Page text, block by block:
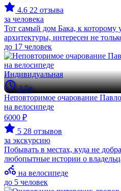
4.6 22 отзыва
за человека
Тот самый дом Бака, к которому
архитектуры, интересен не
до 17 человек
Индивидуальная
2.5ч
Неповторимое очарование
на велосипеде
6000 ₽
5 28 отзывов
за экскурсию
Побывать в местах, куда не
любопытные истории о
на велосипеде
до 5 человек